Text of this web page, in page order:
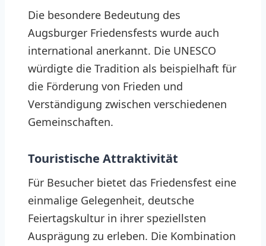
Die besondere Bedeutung des
Augsburger Friedensfests wurde auch
international anerkannt. Die UNESCO
würdigte die Tradition als beispielhaft für
die Förderung von Frieden und
Verständigung zwischen verschiedenen
Gemeinschaften.
Touristische Attraktivität
Für Besucher bietet das Friedensfest eine
einmalige Gelegenheit, deutsche
Feiertagskultur in ihrer speziellsten
Ausprägung zu erleben. Die Kombination